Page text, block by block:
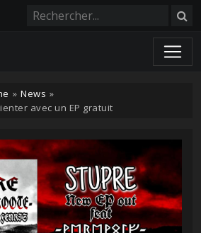
» News »
avec un EP gratuit
cookies